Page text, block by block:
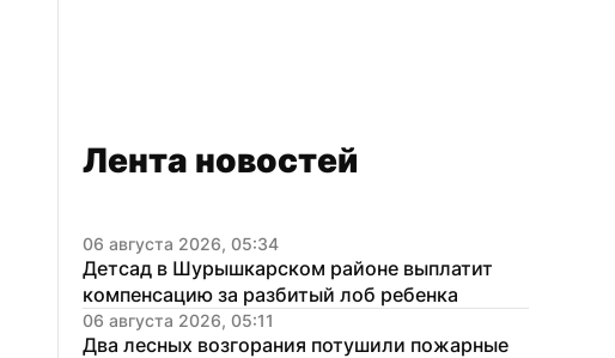
Лента новостей
06 августа 2026, 05:34
Детсад в Шурышкарском районе выплатит
компенсацию за разбитый лоб ребенка
06 августа 2026, 05:11
Два лесных возгорания потушили пожарные